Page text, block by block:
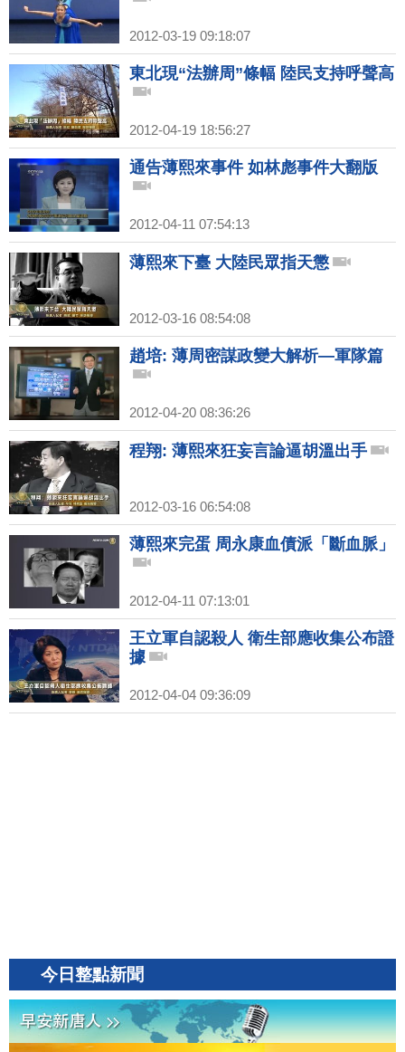
2012-03-19 09:18:07
東北現“法辦周”條幅 陸民支持呼聲高
2012-04-19 18:56:27
通告薄熙來事件 如林彪事件大翻版
2012-04-11 07:54:13
薄熙來下臺 大陸民眾指天懲
2012-03-16 08:54:08
趙培: 薄周密謀政變大解析—軍隊篇
2012-04-20 08:36:26
程翔: 薄熙來狂妄言論逼胡溫出手
2012-03-16 06:54:08
薄熙來完蛋 周永康血債派「斷血脈」
2012-04-11 07:13:01
王立軍自認殺人 衛生部應收集公布證
據
2012-04-04 09:36:09
今日整點新聞